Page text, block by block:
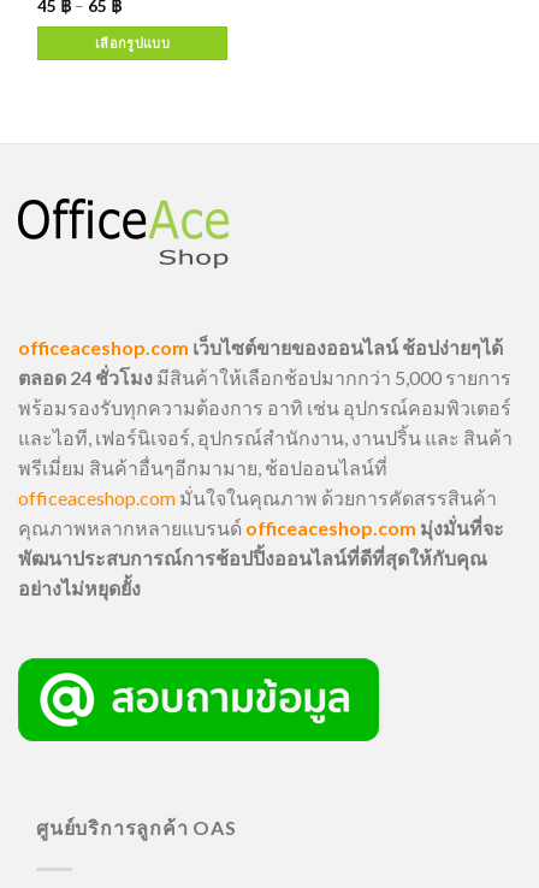
45 ฿ – 65 ฿
เลือกรูปแบบ
officeaceshop.com เว็บไซต์ขายของออนไลน์ ช้อปง่ายๆได้
ตลอด 24 ชั่วโมง มีสินค้าให้เลือกช้อปมากกว่า 5,000 รายการ
พร้อมรองรับทุกความต้องการ อาทิ เช่น อุปกรณ์คอมพิวเตอร์
และไอที, เฟอร์นิเจอร์, อุปกรณ์สำนักงาน, งานปริ้น และ สินค้า
พรีเมี่ยม สินค้าอื่นๆอีกมามาย, ช้อปออนไลน์ที่
officeaceshop.com มั่นใจในคุณภาพ ด้วยการคัดสรรสินค้า
คุณภาพหลากหลายแบรนด์ officeaceshop.com มุ่งมั่นที่จะ
พัฒนาประสบการณ์การช้อปปิ้งออนไลน์ที่ดีที่สุดให้กับคุณ
อย่างไม่หยุดยั้ง
ศูนย์บริการลูกค้า OAS